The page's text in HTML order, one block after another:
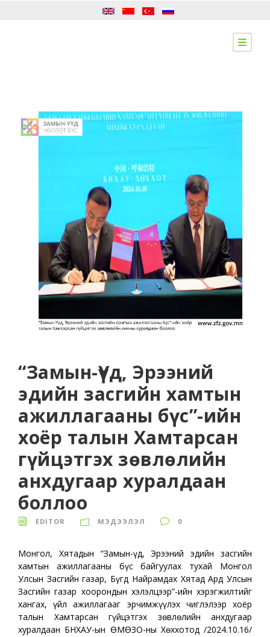
“Замын-Үүд, Эрээний
эдийн засгийн хамтын
ажиллагааны бүс”-ийн
хоёр талын Хамтарсан
гүйцэтгэх зөвлөлийн
анхдугаар хуралдаан
боллоо
EDITOR МЭДЭЭЛЭЛ 0
Монгол, Хятадын “Замын-Үүд, Эрээний эдийн засгийн
хамтын ажиллагааны бүс байгуулах тухай Монгол
Улсын Засгийн газар, Бүгд Найрамдах Хятад Ард Улсын
Засгийн газар хоорондын хэлэлцээр”-ийн хэрэгжилтийг
хангах, үйл ажиллагааг эрчимжүүлэх чиглэлээр хоёр
талын Хамтарсан гүйцэтгэх зөвлөлийн анхдугаар
хуралдаан БНХАУ-ын ӨМӨЗО-ны Хөххотод /2024.10.16/